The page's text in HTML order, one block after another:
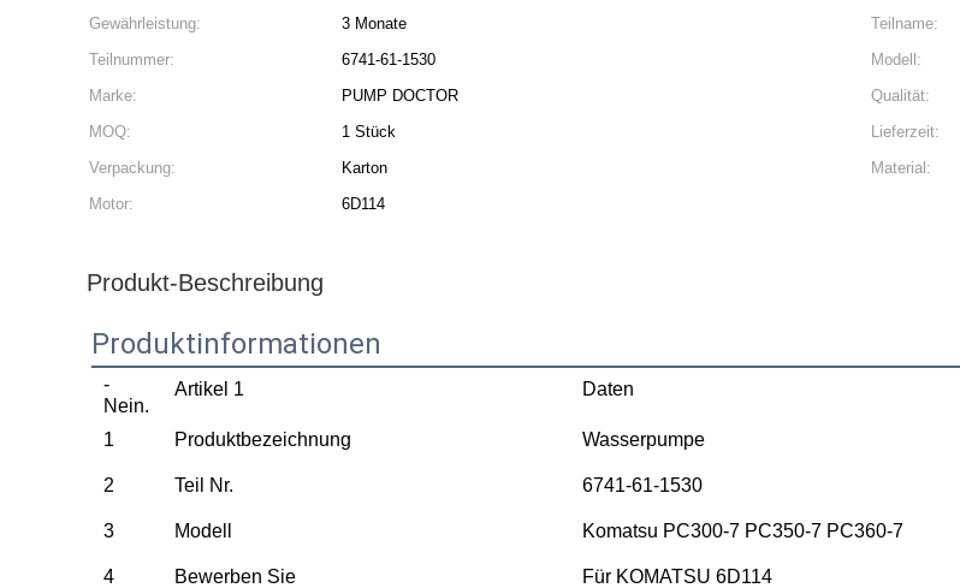
Gewährleistung:
3 Monate Teilname:
Teilnummer:
6741-61-1530 Modell:
Marke:
PUMP DOCTOR Qualität:
MOQ:
1 Stück Lieferzeit:
Verpackung:
Karton Material:
Motor:
6D114
Produkt-Beschreibung
Produktinformationen
-
Nein.
Artikel 1 Daten
1 Produktbezeichnung Wasserpumpe
2 Teil Nr. 6741-61-1530
3 Modell Komatsu PC300-7 PC350-7 PC360-7
4 Bewerben Sie Für KOMATSU 6D114